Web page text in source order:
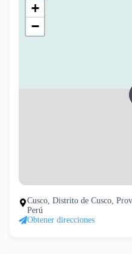
+
−
Cusco, Distrito de Cusco,
Perú
Obtener direcciones